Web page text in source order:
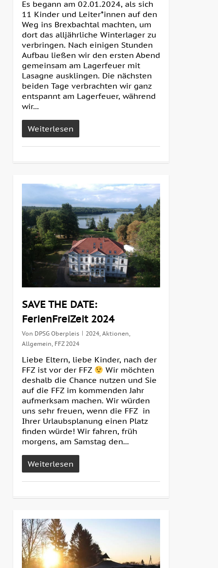
Es begann am 02.01.2024, als sich
11 Kinder und Leiter*innen auf den
Weg ins Brexbachtal machten, um
dort das alljährliche Winterlager zu
verbringen. Nach einigen Stunden
Aufbau ließen wir den ersten Abend
gemeinsam am Lagerfeuer mit
Lasagne ausklingen. Die nächsten
beiden Tage verbrachten wir ganz
entspannt am Lagerfeuer, während
wir...
Weiterlesen
SAVE THE DATE:
FerienFreiZeit 2024
Von DPSG Oberpleis 2024, Aktionen,
Allgemein, FFZ 2024
Liebe Eltern, liebe Kinder, nach der
FFZ ist vor der FFZ
Wir möchten
deshalb die Chance nutzen und Sie
auf die FFZ im kommenden Jahr
aufmerksam machen. Wir würden
uns sehr freuen, wenn die FFZ in
Ihrer Urlaubsplanung einen Platz
finden würde! Wir fahren, früh
morgens, am Samstag den...
Weiterlesen
2
2